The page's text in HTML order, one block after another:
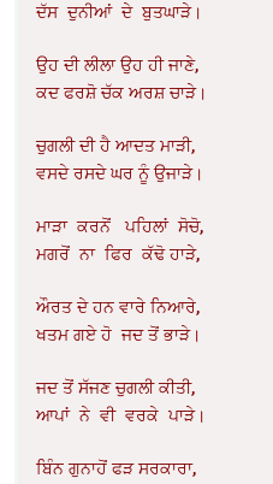
ਦੱਸ ਦੁਨੀਆਂ ਦੇ ਬੁਤਘਾੜੇ।
ਉਹ ਦੀ ਲੀਲਾ ਉਹ ਹੀ ਜਾਣੇ,
ਕਦ ਫਰਸ਼ੋ ਚੱਕ ਅਰਸ਼ ਚਾੜੇ।
ਚੁਗਲੀ ਦੀ ਹੈ ਆਦਤ ਮਾੜੀ,
ਵਸਦੇ ਰਸਦੇ ਘਰ ਨੂੰ ਉਜਾੜੇ।
ਮਾੜਾ ਕਰਨੋਂ ਪਹਿਲਾਂ ਸੋਚੋ,
ਮਗਰੋਂ ਨਾ ਫਿਰ ਕੱਢੋ ਹਾੜੇ,
ਔਰਤ ਦੇ ਹਨ ਵਾਰੇ ਨਿਆਰੇ,
ਖਤਮ ਗਏ ਹੋ ਜਦ ਤੋਂ ਭਾੜੇ।
ਜਦ ਤੋਂ ਸੱਜਣ ਚੁਗਲੀ ਕੀਤੀ,
ਆਪਾਂ ਨੇ ਵੀ ਵਰਕੇ ਪਾੜੇ।
ਬਿੰਨ ਗੁਨਾਹੋਂ ਫੜ ਸਰਕਾਰਾ,